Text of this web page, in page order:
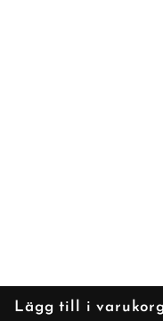
Lägg till i varukorg